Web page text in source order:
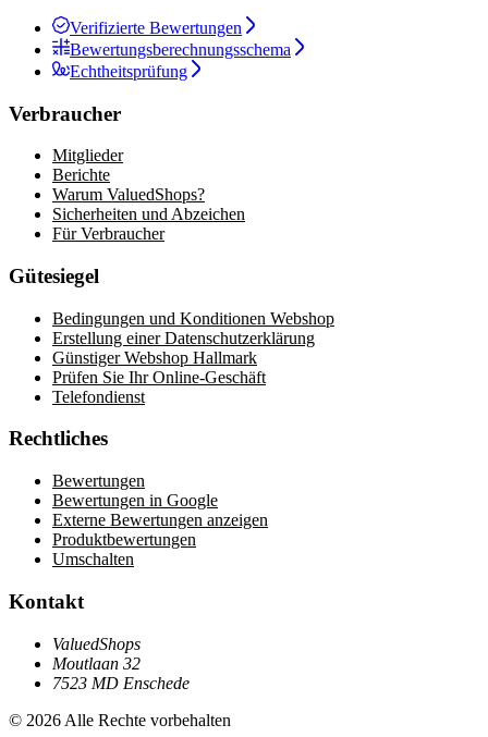
Verifizierte Bewertungen
Bewertungsberechnungsschema
Echtheitsprüfung
Verbraucher
Mitglieder
Berichte
Warum ValuedShops?
Sicherheiten und Abzeichen
Für Verbraucher
Gütesiegel
Bedingungen und Konditionen Webshop
Erstellung einer Datenschutzerklärung
Günstiger Webshop Hallmark
Prüfen Sie Ihr Online-Geschäft
Telefondienst
Rechtliches
Bewertungen
Bewertungen in Google
Externe Bewertungen anzeigen
Produktbewertungen
Umschalten
Kontakt
ValuedShops
Moutlaan 32
7523 MD Enschede
© 2026 Alle Rechte vorbehalten